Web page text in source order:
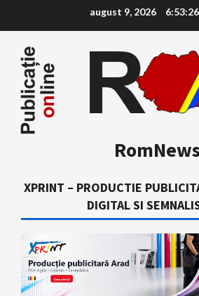
content
august 9, 2026
XPRINT – PRODUCTIE
DIGITAL SI